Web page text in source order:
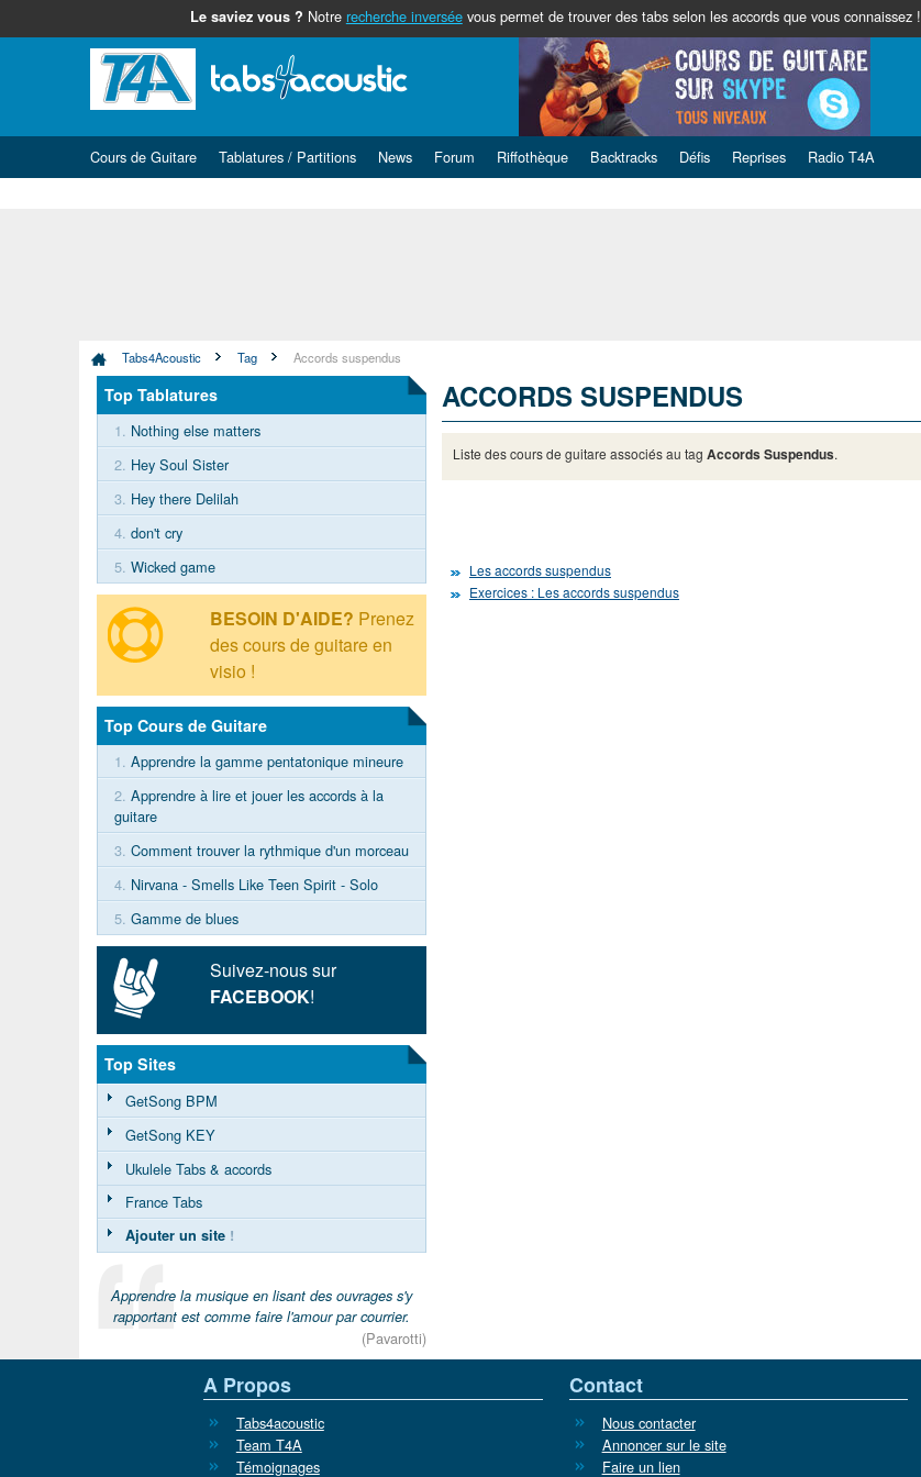
Le saviez vous ? Notre recherche inverséevous permet de trouver des tabs selon les accords que vous connaissez !
Cours de Guitare Tablatures / Partitions News Forum Riffothèque Backtracks Défis Reprises Radio T4A
Tabs4Acoustic Tag Accords suspendus
ACCORDS SUSPENDUS
Liste des cours de guitare associés au tag Accords Suspendus.
Les accords suspendus
Exercices : Les accords suspendus
Top Tablatures
1. Nothing else matters
2. Hey Soul Sister
3. Hey there Delilah
4. don't cry
5. Wicked game
BESOIN D'AIDE? Prenez
des cours de guitare en
visio !
Top Cours de Guitare
1. Apprendre la gamme pentatonique mineure
2. Apprendre à lire et jouer les accords à la
guitare
3. Comment trouver la rythmique d'un morceau
4. Nirvana - Smells Like Teen Spirit - Solo
5. Gamme de blues
Suivez-nous sur
FACEBOOK!
Top Sites
GetSong BPM
GetSong KEY
Ukulele Tabs & accords
France Tabs
Ajouter un site!
Apprendre la musique en lisant des ouvrages s'y
rapportant est comme faire l'amour par courrier.
(Pavarotti)
A Propos
Tabs4acoustic
Team T4A
Témoignages
Contact
Nous contacter
Annoncer sur le site
Faire un lien